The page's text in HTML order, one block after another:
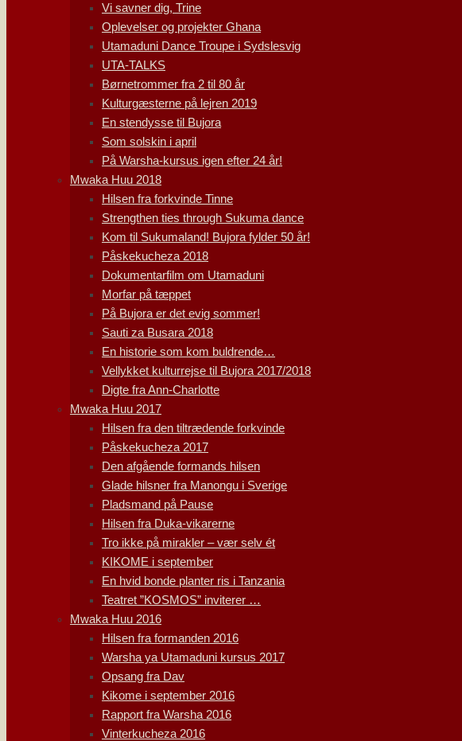
Vi savner dig, Trine
Oplevelser og projekter Ghana
Utamaduni Dance Troupe i Sydslesvig
UTA-TALKS
Børnetrommer fra 2 til 80 år
Kulturgæsterne på lejren 2019
En stendysse til Bujora
Som solskin i april
På Warsha-kursus igen efter 24 år!
Mwaka Huu 2018
Hilsen fra forkvinde Tinne
Strengthen ties through Sukuma dance
Kom til Sukumaland! Bujora fylder 50 år!
Påskekucheza 2018
Dokumentarfilm om Utamaduni
Morfar på tæppet
På Bujora er det evig sommer!
Sauti za Busara 2018
En historie som kom buldrende…
Vellykket kulturrejse til Bujora 2017/2018
Digte fra Ann-Charlotte
Mwaka Huu 2017
Hilsen fra den tiltrædende forkvinde
Påskekucheza 2017
Den afgående formands hilsen
Glade hilsner fra Manongu i Sverige
Pladsmand på Pause
Hilsen fra Duka-vikarerne
Tro ikke på mirakler – vær selv ét
KIKOME i september
En hvid bonde planter ris i Tanzania
Teatret ”KOSMOS” inviterer …
Mwaka Huu 2016
Hilsen fra formanden 2016
Warsha ya Utamaduni kursus 2017
Opsang fra Dav
Kikome i september 2016
Rapport fra Warsha 2016
Vinterkucheza 2016